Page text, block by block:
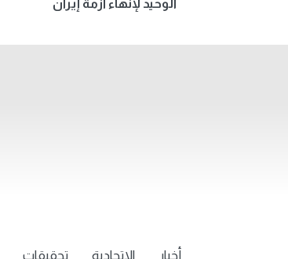
الوحيد لإنهاء أزمة إيران
أخبار الاتحادية تحقيقات